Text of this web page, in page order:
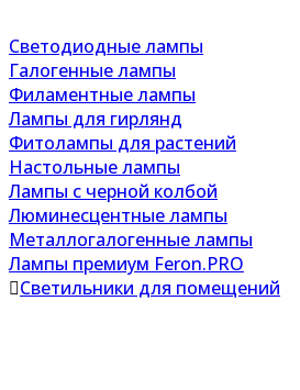
Светодиодные лампы
Галогенные лампы
Филаментные лампы
Лампы для гирлянд
Фитолампы для растений
Настольные лампы
Лампы с черной колбой
Люминесцентные лампы
Металлогалогенные лампы
Лампы премиум Feron.PRO
Светильники для помещений